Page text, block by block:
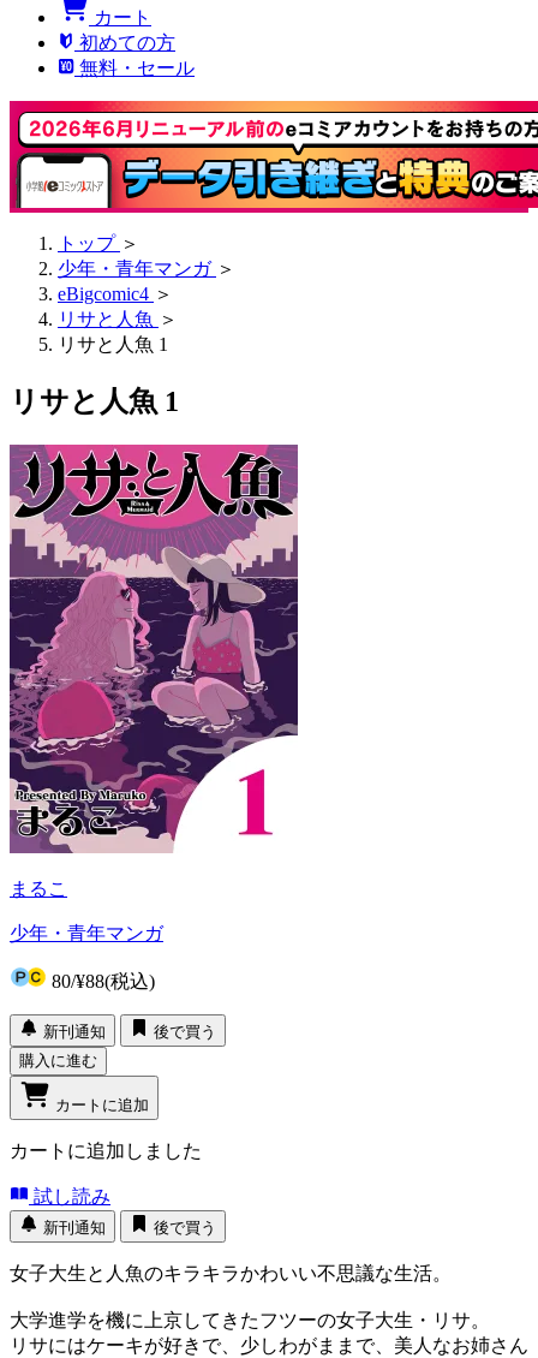
カート
初めての方
無料・セール
トップ ＞
少年・青年マンガ ＞
eBigcomic4 ＞
リサと人魚 ＞
リサと人魚 1
リサと人魚 1
まるこ
少年・青年マンガ
80/¥88(税込)
新刊通知
後で買う
購入に進む
カートに追加
カートに追加しました
試し読み
新刊通知 後で買う
女子大生と人魚のキラキラかわいい不思議な生活。
大学進学を機に上京してきたフツーの女子大生・リサ。
リサにはケーキが好きで、少しわがままで、美人なお姉さん